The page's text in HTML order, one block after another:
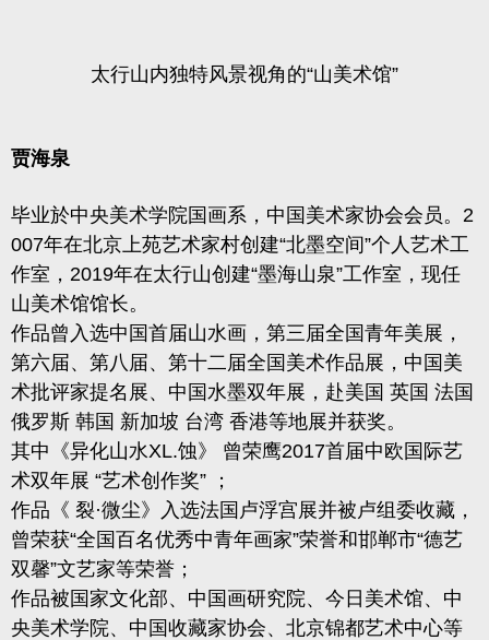
太行山内独特风景视角的“山美术馆”
贾海泉
毕业於中央美术学院国画系，中国美术家协会会员。2
007年在北京上苑艺术家村创建“北墨空间”个人艺术工
作室，2019年在太行山创建“墨海山泉”工作室，现任
山美术馆馆长。
作品曾入选中国首届山水画，第三届全国青年美展，
第六届、第八届、第十二届全国美术作品展，中国美
术批评家提名展、中国水墨双年展，赴美国 英国 法国
俄罗斯 韩国 新加坡 台湾 香港等地展并获奖。
其中《异化山水XL.蚀》 曾荣鹰2017首届中欧国际艺
术双年展 “艺术创作奖” ；
作品《 裂·微尘》入选法国卢浮宫展并被卢组委收藏，
曾荣获“全国百名优秀中青年画家”荣誉和邯郸市“德艺
双馨”文艺家等荣誉；
作品被国家文化部、中国画研究院、今日美术馆、中
央美术学院、中国收藏家协会、北京锦都艺术中心等